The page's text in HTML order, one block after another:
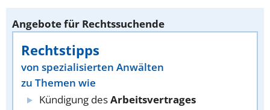
Angebote für Rechtssuchende
Rechtstipps
von spezialisierten Anwälten
zu Themen wie
Kündigung desArbeitsvertrages